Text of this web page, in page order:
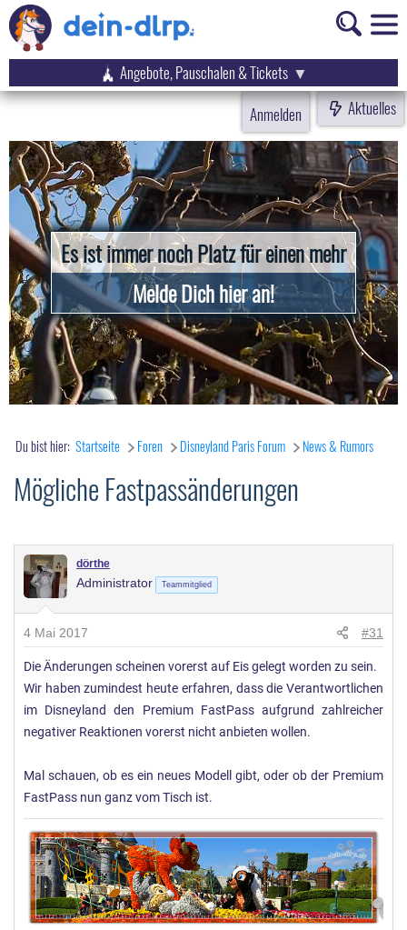
Angebote, Pauschalen & Tickets
Anmelden
Aktuelles
Es ist immer noch Platz für einen mehr
Melde Dich hier an!
Du bist hier: Startseite Foren Disneyland Paris Forum News & Rumors
Mögliche Fastpassänderungen
dörthe
Administrator Teammitglied
4 Mai 2017 #31
Die Änderungen scheinen vorerst auf Eis gelegt worden zu sein.
Wir haben zumindest heute erfahren, dass die Verantwortlichen
im Disneyland den Premium FastPass aufgrund zahlreicher
negativer Reaktionen vorerst nicht anbieten wollen.
Mal schauen, ob es ein neues Modell gibt, oder ob der Premium
FastPass nun ganz vom Tisch ist.